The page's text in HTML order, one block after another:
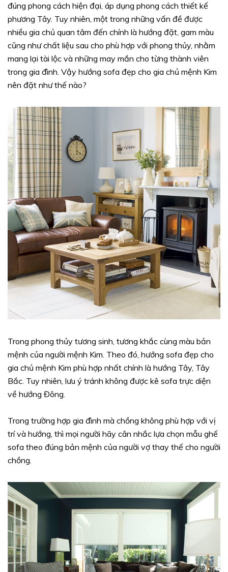
đúng phong cách hiện đại, áp dụng phong cách thiết kế
phương Tây. Tuy nhiên, một trong những vấn đề được
nhiều gia chủ quan tâm đến chính là hướng đặt, gam màu
cũng như chất liệu sau cho phù hợp với phong thủy, nhằm
mang lại tài lộc và những may mắn cho từng thành viên
trong gia đình. Vậy hướng sofa đẹp cho gia chủ mệnh Kim
nên đặt như thế nào?
Trong phong thủy tương sinh, tương khắc cùng màu bản
mệnh của người mệnh Kim. Theo đó, hướng sofa đẹp cho
gia chủ mệnh Kim phù hợp nhất chính là hướng Tây, Tây
Bắc. Tuy nhiên, lưu ý tránh không được kê sofa trực diện
về hướng Đông.
Trong trường hợp gia đình mà chồng không phù hợp với vị
trí và hướng, thì mọi người hãy cân nhắc lựa chọn mẫu ghế
sofa theo đúng bản mệnh của người vợ thay thế cho người
chồng.